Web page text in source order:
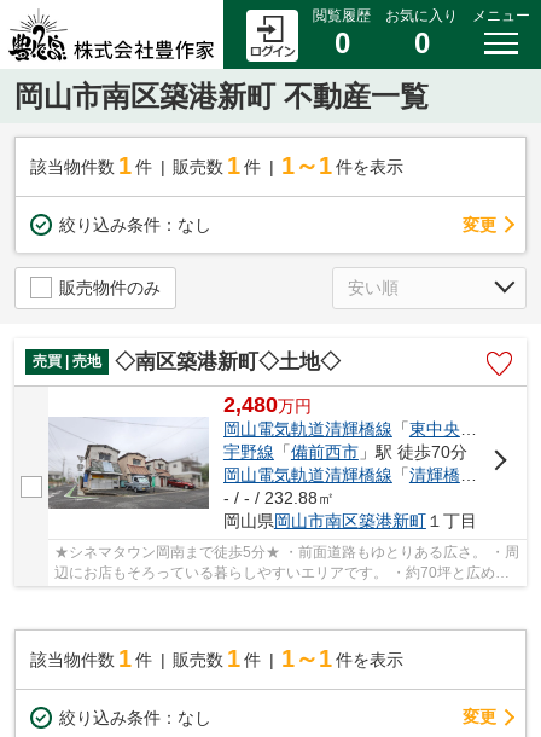
閲覧履歴
0
お気に入り
0
メニュー
岡山市南区築港新町 不動産一覧
該当物件数 1件 販売数 1 件 1～1 件を表示
絞り込み条件： なし 変更
販売物件のみ
売買 | 売地 ◇南区築港新町◇土地◇
2,480万円
岡山電気軌道清輝橋線 「東中央町
宇野線 「備前西市」駅 徒歩70分
岡山電気軌道清輝橋線 「清輝橋」駅 徒歩
- / - / 232.88㎡
岡山県岡山市南区築港新町１丁目
★シネマタウン岡南まで徒歩5分★ ・前面道路もゆとりある広さ。 ・周
辺にお店もそろっている暮らしやすいエリアです。 ・約70坪と広めの
該当物件数 1件 販売数 1 件 1～1 件を表示
絞り込み条件： なし 変更